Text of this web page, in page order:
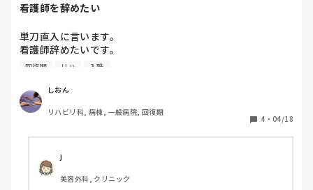
看護師を辞めたい
単刀直入に言います。
看護師辞めたいです。
もう辞めたいです
人手不足の環境、夜勤、切羽詰まってる自分がいて仕事を忘
このあたりの要因が重なって辞めたいです。
元々、アパレルに行きたいとずっと思っていました。また雀
荘のスタッフをしてたのでその頃に戻りたいです。
回復期 リハ 入職
しおん
リハビリ科, 病棟, 一般病院, 回復期
4 ・ 04/18
j
美容外科, クリニック